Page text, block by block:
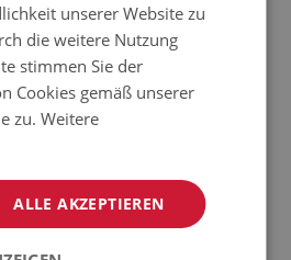
mit PES-Netz;
rutschfest;
können geringfügig von der
unserer Website zu
die weitere Nutzung
stimmen Sie der
Cookies gemäß unserer
zu.Weitere
ALLE AKZEPTIEREN